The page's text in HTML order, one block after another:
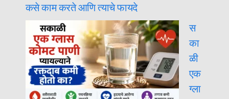
कसे काम करते आणि त्याचे फायदे
स
का
ळी
एक
ग्ला